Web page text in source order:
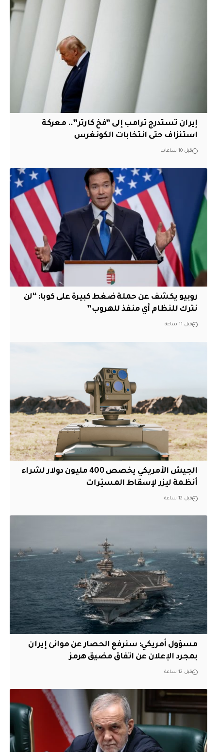
إيران تستدرج ترامب إلى “فخ كارتر”.. معركة
استنزاف حتى انتخابات الكونغرس
قبل 10 ساعات
روبيو يكشف عن حملة ضغط كبيرة على كوبا: “لن
نترك للنظام أي منفذ للهروب”
قبل 11 ساعة
الجيش الأمريكي يخصص 400 مليون دولار لشراء
أنظمة ليزر لإسقاط المسيّرات
قبل 12 ساعة
مسؤول أمريكي: سنرفع الحصار عن موانئ إيران
بمجرد الإعلان عن اتفاق مضيق هرمز
قبل 12 ساعة